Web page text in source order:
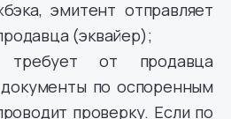
эмитент отправляет
(эквайер);
требует от продавца
по оспоренным
проверку. Если по